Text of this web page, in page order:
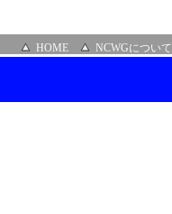
HOME NCWGについて